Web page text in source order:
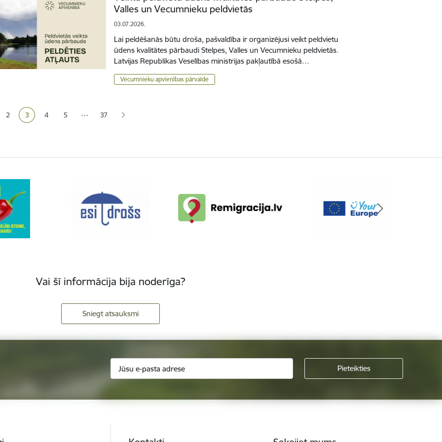
Valles un Vecumnieku peldvietās
03.07.2026.
Lai peldēšanās būtu droša, pašvaldība ir organizējusi veikt peldvietu
ūdens kvalitātes pārbaudi Stelpes, Valles un Vecumnieku peldvietās.
Latvijas Republikas Veselības ministrijas pakļautībā esošā…
Vecumnieku apvienības pārvalde
Lapa
2 Pašreizējā lapa
3 Lapa
4 Lapa
5 … 37
Vai šī informācija bija noderīga?
Sniegt atsauksmi